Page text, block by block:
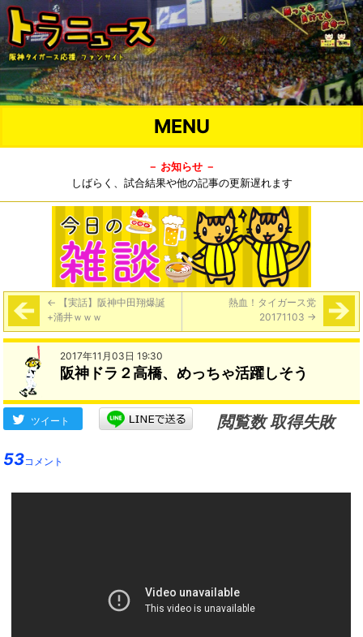
MENU
－ お知らせ －
しばらく、試合結果や他の記事の更新遅れます
← 【実話】阪神中田翔爆誕
+涌井ｗｗｗ
熱血！タイガース党
20171103 →
2017年11月03日 19:30
阪神ドラ２高橋、めっちゃ活躍しそう
ツイート
閲覧数 取得失敗
53コメント